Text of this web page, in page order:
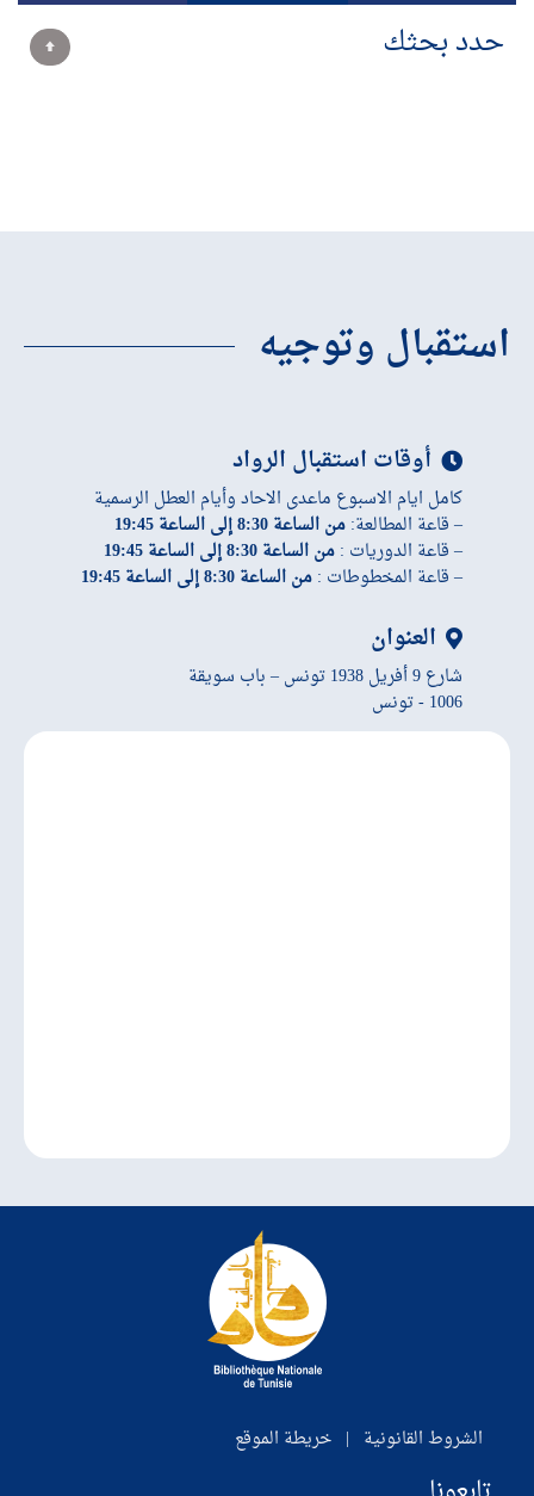
حدد بحثك
استقبال وتوجيه
أوقات استقبال الرواد
كامل ايام الاسبوع ماعدى الاحاد وأيام العطل الرسمية
– قاعة المطالعة:من الساعة 8:30 إلى الساعة 19:45
– قاعة الدوريات :من الساعة 8:30 إلى الساعة 19:45
– قاعة المخطوطات :من الساعة 8:30 إلى الساعة 19:45
العنوان
شارع 9 أفريل 1938 تونس – باب سويقة
1006 - تونس
الشروط القانونية | خريطة الموقع